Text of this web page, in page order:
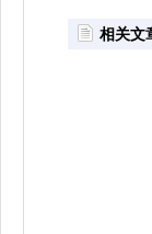
相关文